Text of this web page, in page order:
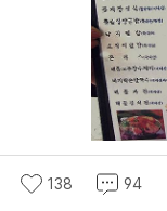
138 94